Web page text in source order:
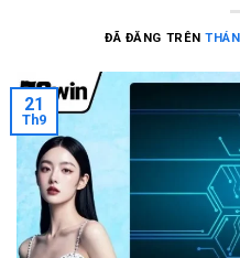
ĐÃ ĐĂNG TRÊN
21
Th9